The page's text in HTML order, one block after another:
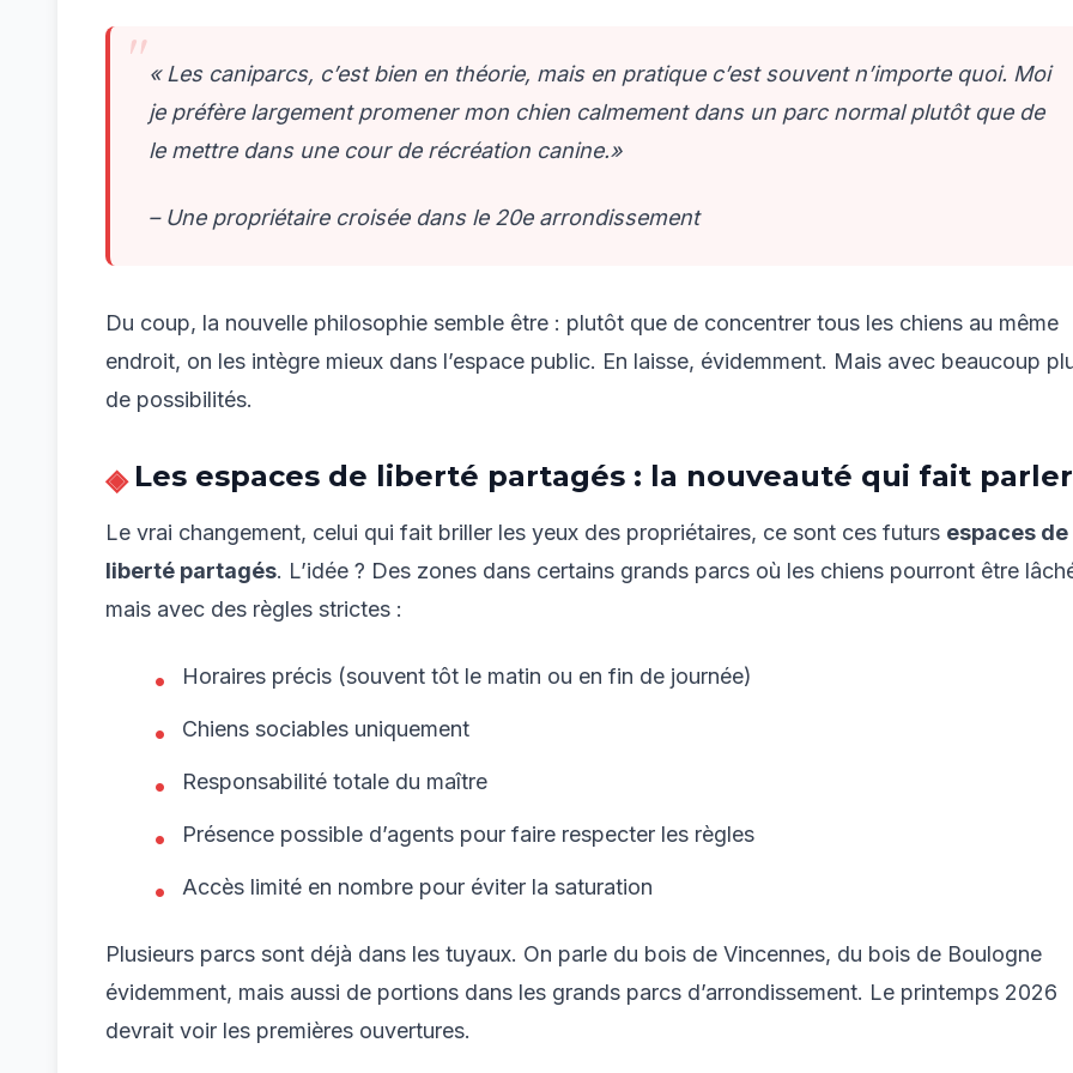
« Les caniparcs, c’est bien en théorie, mais en pratique c’est souvent n’importe quoi. Moi
je préfère largement promener mon chien calmement dans un parc normal plutôt que de
le mettre dans une cour de récréation canine.»
– Une propriétaire croisée dans le 20e arrondissement
Du coup, la nouvelle philosophie semble être : plutôt que de concentrer tous les chiens au même
endroit, on les intègre mieux dans l’espace public. En laisse, évidemment. Mais avec beaucoup
de possibilités.
Les espaces de liberté partagés : la nouveauté qui fait parler
Le vrai changement, celui qui fait briller les yeux des propriétaires, ce sont ces futurs espaces de
liberté partagés. L’idée ? Des zones dans certains grands parcs où les chiens pourront être
mais avec des règles strictes :
Horaires précis (souvent tôt le matin ou en fin de journée)
Chiens sociables uniquement
Responsabilité totale du maître
Présence possible d’agents pour faire respecter les règles
Accès limité en nombre pour éviter la saturation
Plusieurs parcs sont déjà dans les tuyaux. On parle du bois de Vincennes, du bois de Boulogne
évidemment, mais aussi de portions dans les grands parcs d’arrondissement. Le printemps 2026
devrait voir les premières ouvertures.